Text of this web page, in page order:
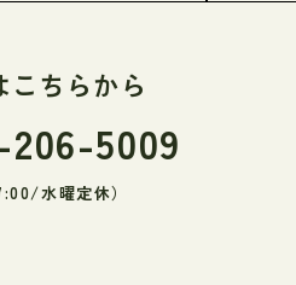
こちらから
5009
水曜定休）